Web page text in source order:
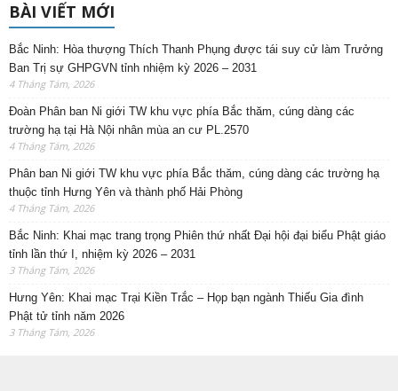
BÀI VIẾT MỚI
Bắc Ninh: Hòa thượng Thích Thanh Phụng được tái suy cử làm Trưởng
Ban Trị sự GHPGVN tỉnh nhiệm kỳ 2026 – 2031
4 Tháng Tám, 2026
Đoàn Phân ban Ni giới TW khu vực phía Bắc thăm, cúng dàng các
trường hạ tại Hà Nội nhân mùa an cư PL.2570
4 Tháng Tám, 2026
Phân ban Ni giới TW khu vực phía Bắc thăm, cúng dàng các trường hạ
thuộc tỉnh Hưng Yên và thành phố Hải Phòng
4 Tháng Tám, 2026
Bắc Ninh: Khai mạc trang trọng Phiên thứ nhất Đại hội đại biểu Phật giáo
tỉnh lần thứ I, nhiệm kỳ 2026 – 2031
3 Tháng Tám, 2026
Hưng Yên: Khai mạc Trại Kiền Trắc – Họp bạn ngành Thiếu Gia đình
Phật tử tỉnh năm 2026
3 Tháng Tám, 2026